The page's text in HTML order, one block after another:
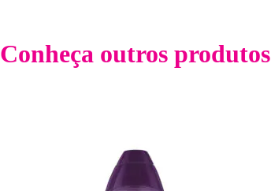
Conheça outros produtos